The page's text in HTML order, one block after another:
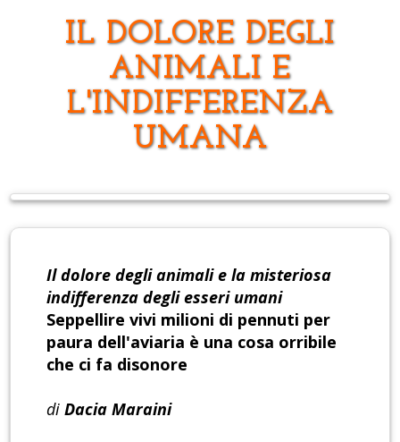
IL DOLORE DEGLI
ANIMALI E
L'INDIFFERENZA
UMANA
Il dolore degli animali e la misteriosa
indifferenza degli esseri umani
Seppellire vivi milioni di pennuti per
paura dell'aviaria è una cosa orribile
che ci fa disonore
di Dacia Maraini